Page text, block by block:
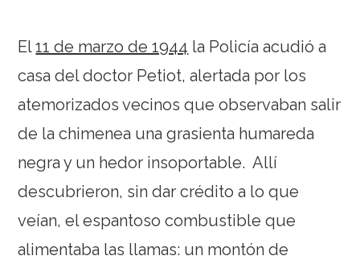
El11 de marzo de 1944 la Policía acudió a
casa del doctor Petiot, alertada por los
atemorizados vecinos que observaban salir
de la chimenea una grasienta humareda
negra y un hedor insoportable. Allí
descubrieron, sin dar crédito a lo que
veían, el espantoso combustible que
alimentaba las llamas: un montón de